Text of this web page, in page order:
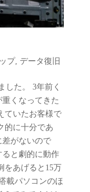
プ, データ復旧
した。 3年前く
くなってきた
ていたお客様で
的に十分であ
差がないので
ると劇的に動作
をあげると15万
載パソコンのほ